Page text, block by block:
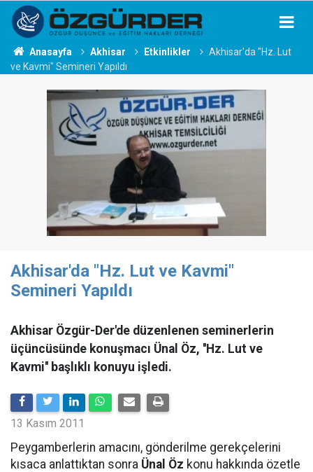
Anasayfa Akhisar Etkinlikler
Akhisar'da "Hz. Lut
ve Kavmi" Semineri Yapıldı
Akhisar'da "Hz. Lut ve Kavmi"
Semineri Yapıldı
Akhisar Özgür-Der'de düzenlenen seminerlerin
üçüncüsünde konuşmacı Ünal Öz, ''Hz. Lut ve
Kavmi'' başlıklı konuyu işledi.
13 Kasım 2011
Peygamberlerin amacını, gönderilme gerekçelerini
kısaca anlattıktan sonra Ünal Öz konu hakkında özetle